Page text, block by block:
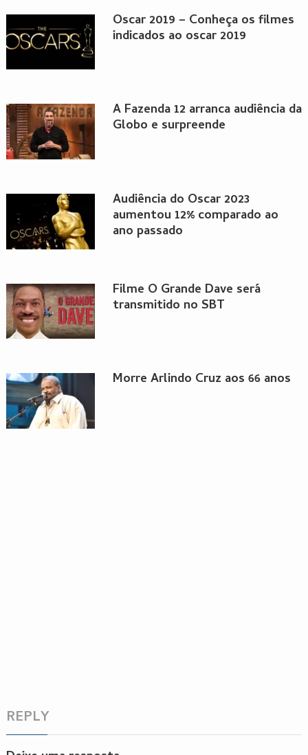
Oscar 2019 – Conheça os filmes
indicados ao oscar 2019
A Fazenda 12 arranca audiência da
Globo e surpreende
Audiência do Oscar 2023
aumentou 12% comparado ao
ano passado
Filme O Grande Dave será
transmitido no SBT
Morre Arlindo Cruz aos 66 anos
REPLY